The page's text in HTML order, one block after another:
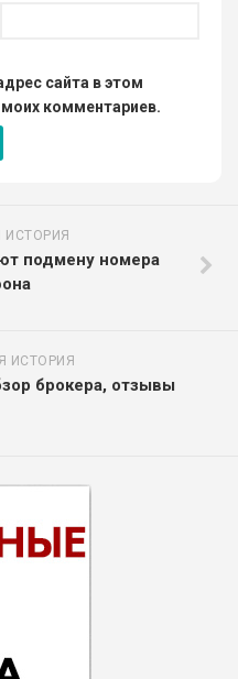
сайта в этом
комментариев.
подмену номера
ИСТОРИЯ
брокера, отзывы